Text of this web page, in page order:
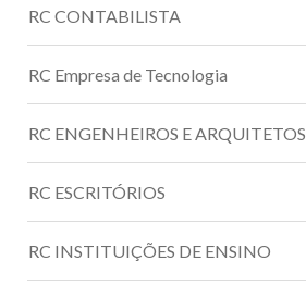
RC CONTABILISTA
RC Empresa de Tecnologia
RC ENGENHEIROS E ARQUITETOS
RC ESCRITÓRIOS
RC INSTITUIÇÕES DE ENSINO